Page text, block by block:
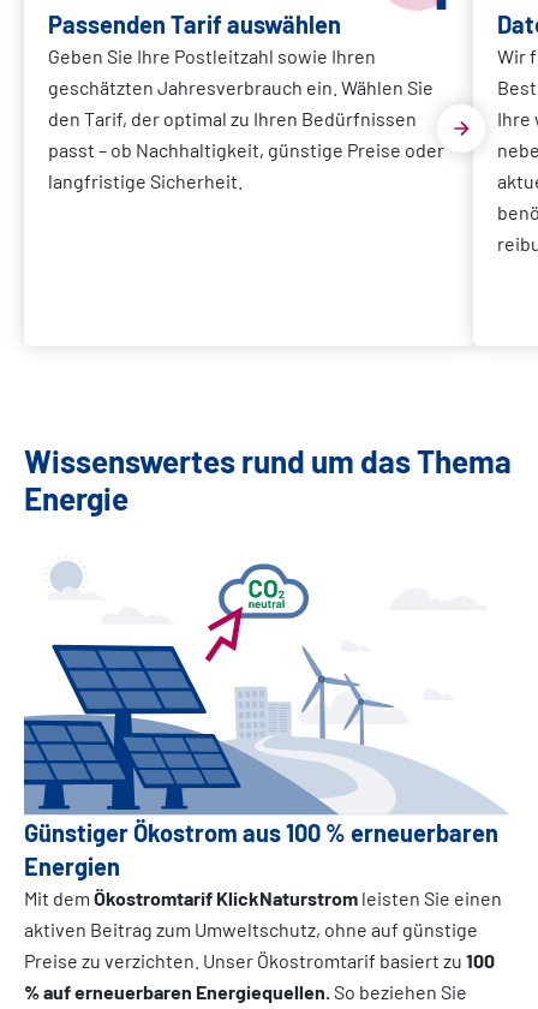
Passenden Tarif auswählen
Geben Sie Ihre Postleitzahl sowie Ihren
geschätzten Jahresverbrauch ein. Wählen Sie
den Tarif, der optimal zu Ihren Bedürfnissen
passt – ob Nachhaltigkeit, günstige Preise oder
langfristige Sicherheit.
Wir
Ihre
Wissenswertes rund um das Thema
Energie
Günstiger Ökostrom aus 100 % erneuerbaren
Energien
Mit dem Ökostromtarif KlickNaturstrom leisten Sie einen
aktiven Beitrag zum Umweltschutz, ohne auf günstige
Preise zu verzichten. Unser Ökostromtarif basiert zu 100
% auf erneuerbaren Energiequellen.So beziehen Sie